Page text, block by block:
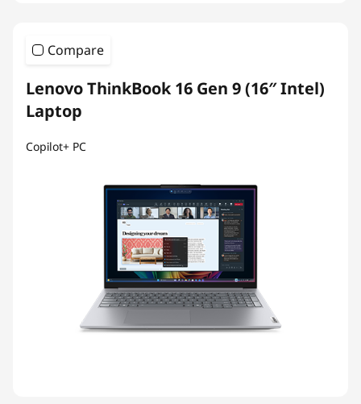
Compare
Lenovo ThinkBook 16 Gen 9 (16″ Intel)
Laptop
Copilot+ PC